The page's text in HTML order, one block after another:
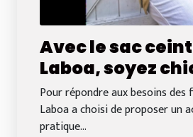
Avec le sac
Laboa, soyez
moment ! Les
l’adorent.
Pour répondre aux besoins
Laboa a choisi de proposer un
pratique...